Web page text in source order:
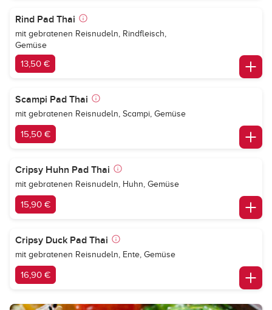
Rind Pad Thai
mit gebratenen Reisnudeln, Rindfleisch,
Gemüse
13,50 €
Scampi Pad Thai
mit gebratenen Reisnudeln, Scampi, Gemüse
15,50 €
Cripsy Huhn Pad Thai
mit gebratenen Reisnudeln, Huhn, Gemüse
15,90 €
Cripsy Duck Pad Thai
mit gebratenen Reisnudeln, Ente, Gemüse
16,90 €